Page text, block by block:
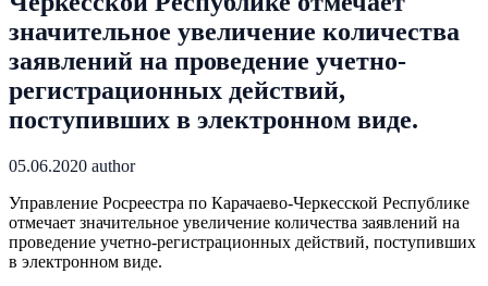
значительное увеличение количества
заявлений на проведение учетно-
регистрационных действий,
поступивших в электронном виде.
05.06.2020 author
Управление Росреестра по Карачаево-Черкесской Республике
отмечает значительное увеличение количества заявлений на
проведение учетно-регистрационных действий, поступивших
в электронном виде.